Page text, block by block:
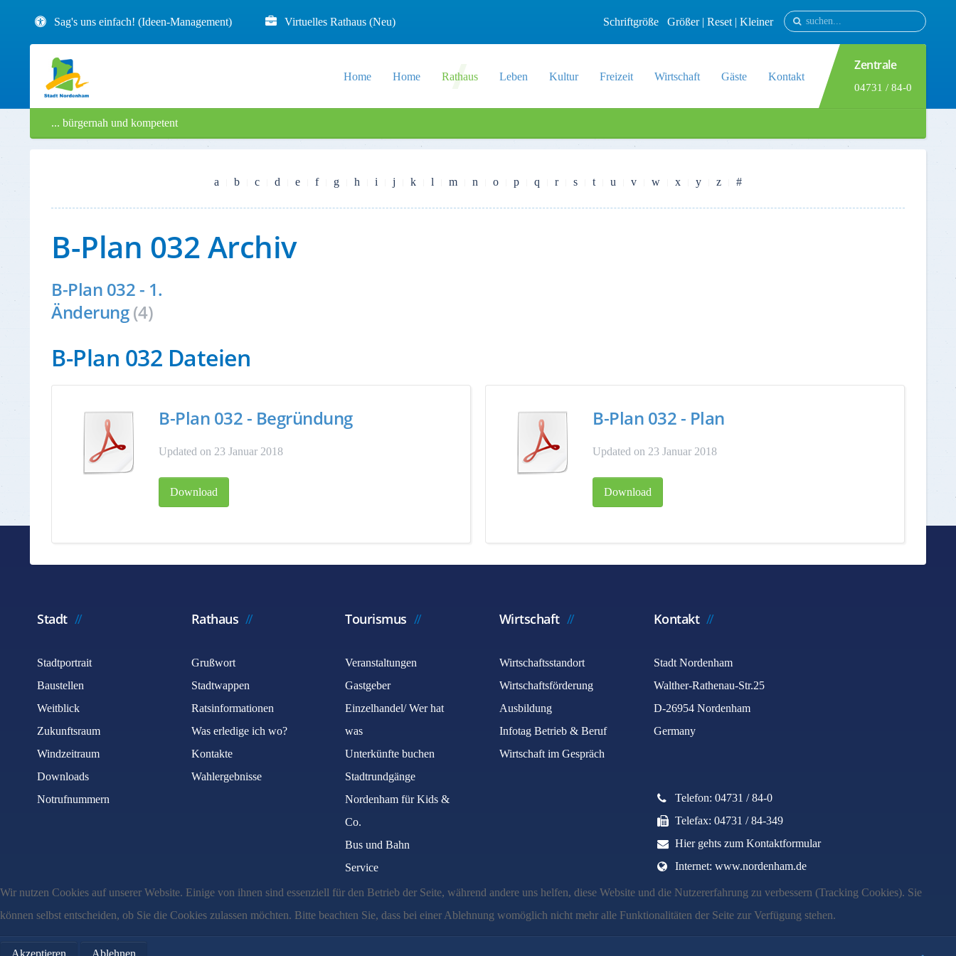
Sag's uns einfach! (Ideen-Management) Virtuelles Rathaus (Neu) Schriftgröße Größer| Reset | Kleiner
Home Home Rathaus Leben Kultur Freizeit Wirtschaft Gäste Kontakt
Zentrale
04731 / 84-0
... bürgernah und kompetent
a b c d e f g h i j k l m n o p q r s t u v w x y z #
B-Plan 032 Archiv
B-Plan 032 - 1.
Änderung (4)
B-Plan 032 Dateien
B-Plan 032 - Begründung
Updated on 23 Januar 2018
Download
B-Plan 032 - Plan
Updated on 23 Januar 2018
Download
Stadt
Stadtportrait
Baustellen
Weitblick
Zukunftsraum
Windzeitraum
Downloads
Notrufnummern
Rathaus
Grußwort
Stadtwappen
Ratsinformationen
Was erledige ich wo?
Kontakte
Wahlergebnisse
Tourismus
Veranstaltungen
Gastgeber
Einzelhandel/ Wer hat
was
Unterkünfte buchen
Stadtrundgänge
Nordenham für Kids &
Co.
Bus und Bahn
Service
Wirtschaft
Wirtschaftsstandort
Wirtschaftsförderung
Ausbildung
Infotag Betrieb & Beruf
Wirtschaft im Gespräch
Kontakt
Stadt Nordenham
Walther-Rathenau-Str.25
D-26954 Nordenham
Germany
Telefon: 04731 / 84-0
Telefax: 04731 / 84-349
Hier gehts zum Kontaktformular
Internet: www.nordenham.de
Wir nutzen Cookies auf unserer Website. Einige von ihnen sind essenziell für den Betrieb der Seite, während andere uns helfen, diese Website und die Nutzererfahrung zu verbessern (Tracking Cookies). Sie
können selbst entscheiden, ob Sie die Cookies zulassen möchten. Bitte beachten Sie, dass bei einer Ablehnung womöglich nicht mehr alle Funktionalitäten der Seite zur Verfügung stehen.
Akzeptieren Ablehnen